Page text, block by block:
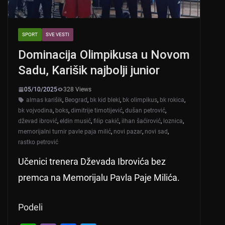
SPORT SVE VESTI
Dominacija Olimpikusa u Novom
Sadu, Karišik najbolji junior
05/10/2025
328 Views
almas karišik, Beograd, bk kid bleki, bk olimpikus, bk rokica,
bk vojvodina, boks, dimitrije timotijević, dušan petrović,
dževad ibrović, eldin musić, filip cakić, ilhan šaćirović, loznica,
memorijalni turnir pavle paja milić, novi pazar, novi sad,
rastko petrović
Učenici trenera Dževada Ibrovića bez
premca na Memorijalu Pavla Paje Milića.
Podeli